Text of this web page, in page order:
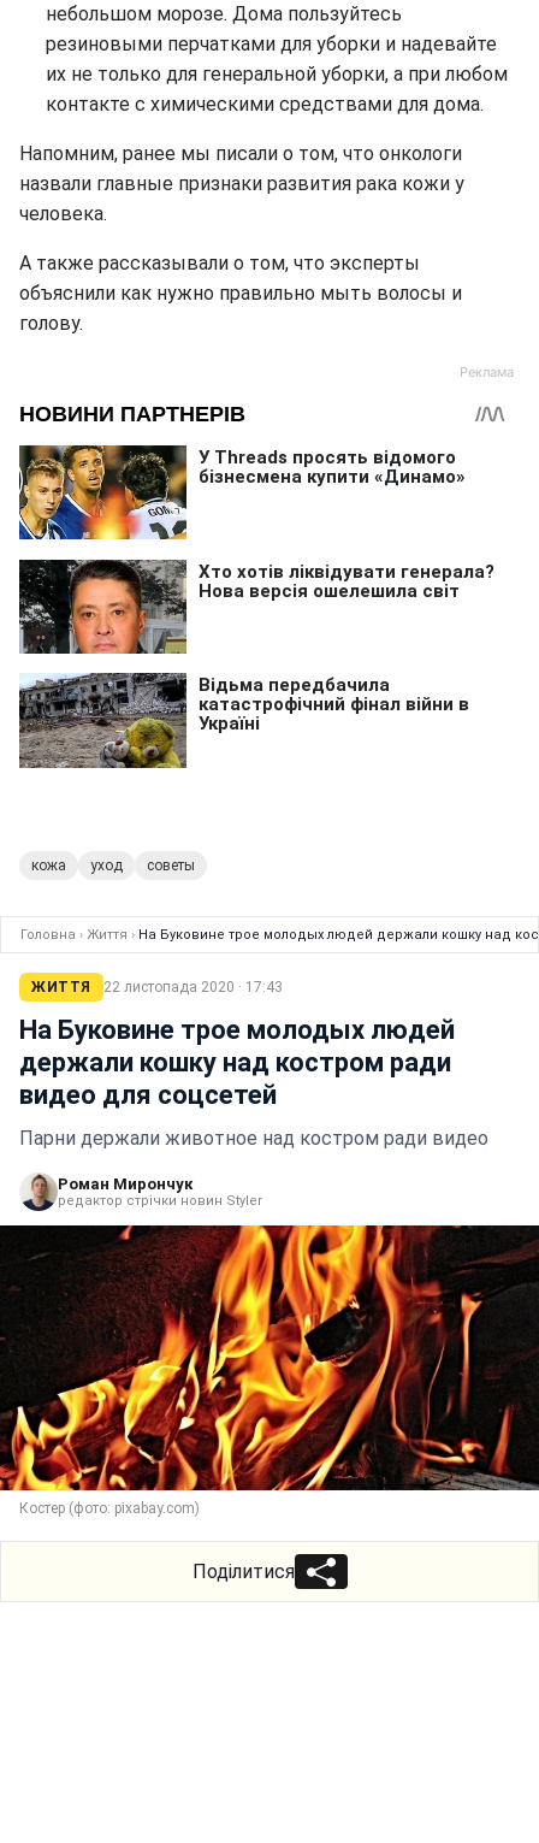
небольшом морозе. Дома пользуйтесь
резиновыми перчатками для уборки и надевайте
их не только для генеральной уборки, а при любом
контакте с химическими средствами для дома.
Напомним, ранее мы писали о том, что онкологи
назвали главные признаки развития рака кожи у
человека.
А также рассказывали о том, что эксперты
объяснили как нужно правильно мыть волосы и
голову.
кожа уход советы
Головна › Життя › На Буковине трое молодых людей держали кошку над
ЖИТТЯ 22 листопада 2020 · 17:43
На Буковине трое молодых людей
держали кошку над костром ради
видео для соцсетей
Парни держали животное над костром ради видео
Роман Мирончук
редактор стрічки новин Styler
Костер (фото: pixabay.com)
Поділитися